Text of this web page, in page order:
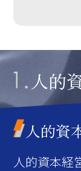
人的
人的資
人的資本経